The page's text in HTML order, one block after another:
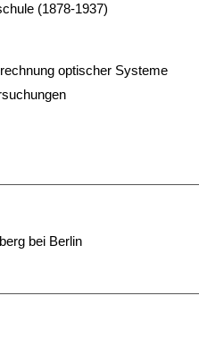
(1878-1937)
optischer Systeme
bei Berlin